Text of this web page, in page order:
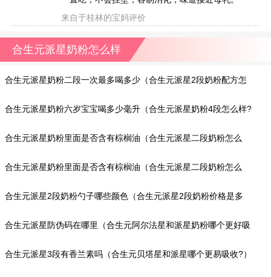
来自于桂林的宝妈评价
合生元派星奶粉怎么样
合生元派星奶粉二段一次最多喝多少（合生元派星2段奶粉配方怎
么样?）
合生元派星奶粉六岁宝宝喝多少毫升（合生元派星奶粉4段怎么样?
网友评价）
合生元派星奶粉里面是否含有棕榈油（合生元派星二段奶粉怎么
样?）
合生元派星奶粉里面是否含有棕榈油（合生元派星二段奶粉怎么
样?）
合生元派星2段奶粉勺子哪些颜色（合生元派星2段奶粉价格是多
少?）
合生元派星防伪码在哪里（合生元阿尔法星和派星奶粉哪个更好吸
收?）
合生元派星3段有香兰素吗（合生元贝塔星和派星哪个更易吸收?）